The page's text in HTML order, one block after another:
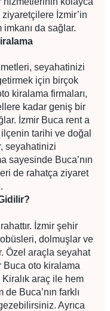
İzmir’in
da sağlar.
seyahatinizi
için birçok
kiralama firmaları,
kadar geniş bir
İzmir Buca rent a
tarihi ve doğal
seyahatinizi
sayesinde Buca’nın
de rahatça ziyaret
İzmir şehir
dolmuşlar ve
Özel araçla seyahat
Buca oto kiralama
araç ile hem
Buca’nın farklı
Ayrıca